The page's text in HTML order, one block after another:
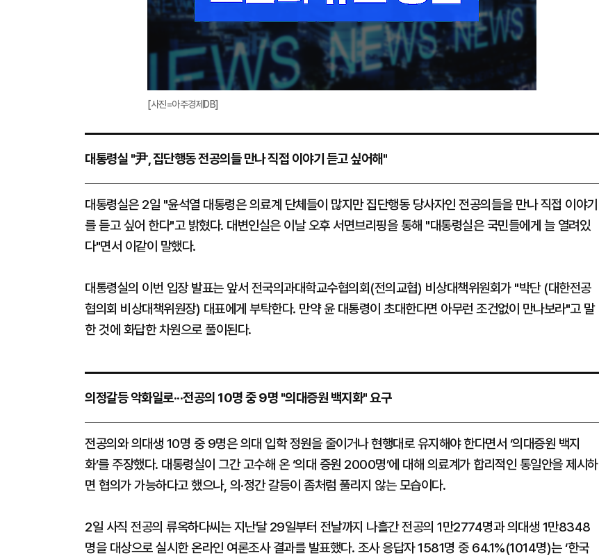
[사진=아주경제DB]
대통령실 "尹, 집단행동 전공의들 만나 직접 이야기 듣고 싶어해"
대통령실은 2일 "윤석열 대통령은 의료계 단체들이 많지만 집단행동 당사자인 전공의들을 만나 직접 이야기
를 듣고 싶어 한다"고 밝혔다. 대변인실은 이날 오후 서면브리핑을 통해 "대통령실은 국민들에게 늘 열려있
다"면서 이같이 말했다.
대통령실의 이번 입장 발표는 앞서 전국의과대학교수협의회(전의교협) 비상대책위원회가 "박단 (대한전공
협의회 비상대책위원장) 대표에게 부탁한다. 만약 윤 대통령이 초대한다면 아무런 조건없이 만나보라"고 말
한 것에 화답한 차원으로 풀이된다.
의정갈등 악화일로···전공의 10명 중 9명 "의대증원 백지화" 요구
전공의와 의대생 10명 중 9명은 의대 입학 정원을 줄이거나 현행대로 유지해야 한다면서 ‘의대증원 백지
화’를 주장했다. 대통령실이 그간 고수해 온 ‘의대 증원 2000명’에 대해 의료계가 합리적인 통일안을 제시하
면 협의가 가능하다고 했으나, 의·정간 갈등이 좀처럼 풀리지 않는 모습이다.
2일 사직 전공의 류옥하다씨는 지난달 29일부터 전날까지 나흘간 전공의 1만2774명과 의대생 1만8348
명을 대상으로 실시한 온라인 여론조사 결과를 발표했다. 조사 응답자 1581명 중 64.1%(1014명)는 ‘한국